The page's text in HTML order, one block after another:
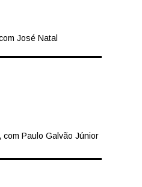
José Natal
com Paulo Galvão Júnior